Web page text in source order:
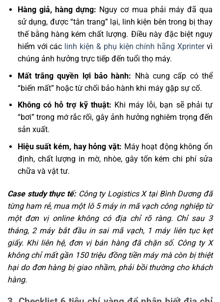
Hàng giả, hàng dựng: Nguy cơ mua phải máy đã qua
sử dụng, được “tân trang” lại, linh kiện bên trong bị thay
thế bằng hàng kém chất lượng. Điều này đặc biệt nguy
hiểm với các linh kiện & phụ kiện chính hãng Xprintervì
chúng ảnh hưởng trực tiếp đến tuổi thọ máy.
Mất trắng quyền lợi bảo hành: Nhà cung cấp có thể
“biến mất” hoặc từ chối bảo hành khi máy gặp sự cố.
Không có hỗ trợ kỹ thuật: Khi máy lỗi, bạn sẽ phải tự
“bơi” trong mớ rắc rối, gây ảnh hưởng nghiêm trọng đến
sản xuất.
Hiệu suất kém, hay hỏng vặt: Máy hoạt động không ổn
định, chất lượng in mờ, nhòe, gây tốn kém chi phí sửa
chữa và vật tư.
Case study thực tế:Công ty Logistics X tại Bình Dương đã
từng ham rẻ, mua một lô 5 máy in mã vạch công nghiệp từ
một đơn vị online không có địa chỉ rõ ràng. Chỉ sau 3
tháng, 2 máy bắt đầu in sai mã vạch, 1 máy liên tục kẹt
giấy. Khi liên hệ, đơn vị bán hàng đã chặn số. Công ty X
không chỉ mất gần 150 triệu đồng tiền máy mà còn bị thiệt
hại do đơn hàng bị giao nhầm, phải bồi thường cho khách
hàng.